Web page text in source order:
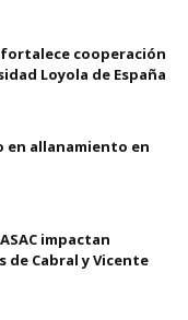
fortalece cooperación
Loyola de España
en allanamiento en
impactan
de Cabral y Vicente